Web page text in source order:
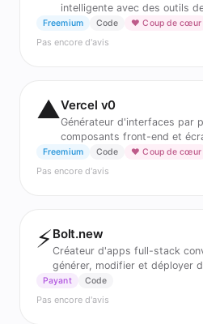
intelligente avec des outils
puissants
Freemium Code ❤️ Coup de cœur
Pas encore d'avis
▲Vercel v0
Générateur d'interfaces par
composants front-end et
exploitable.
Freemium Code ❤️ Coup de cœur
Pas encore d'avis
⚡Bolt.new
Créateur d'apps full-stack
générer, modifier et déployer
naturel.
Payant Code
Pas encore d'avis